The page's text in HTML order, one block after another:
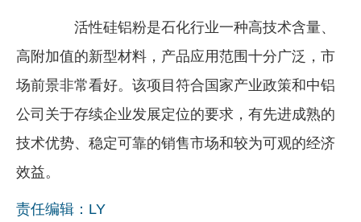
活性硅铝粉是石化行业一种高技术含量、
高附加值的新型材料，产品应用范围十分广泛，市
场前景非常看好。该项目符合国家产业政策和中铝
公司关于存续企业发展定位的要求，有先进成熟的
技术优势、稳定可靠的销售市场和较为可观的经济
效益。
责任编辑：LY